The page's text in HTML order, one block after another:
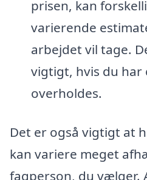
prisen, kan
varierende
arbejdet vil tage.
vigtigt, hvis du har
overholdes.
Det er også vigtigt at
kan variere meget
fagperson, du vælger.